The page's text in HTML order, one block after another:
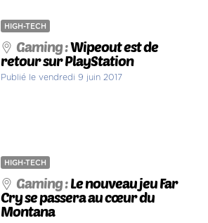
HIGH-TECH
Gaming :Wipeout est de
retour sur PlayStation
Publié le vendredi 9 juin 2017
HIGH-TECH
Gaming :Le nouveau jeu Far
Cry se passera au cœur du
Montana